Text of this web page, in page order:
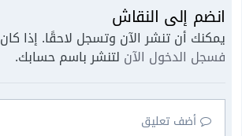
انضم إلى النقاش
يمكنك أن تنشر الآن وتسجل لاحقًا. إذا
فسجل الدخول الآن لتنشر باسم حسابك.
أضف تعليق